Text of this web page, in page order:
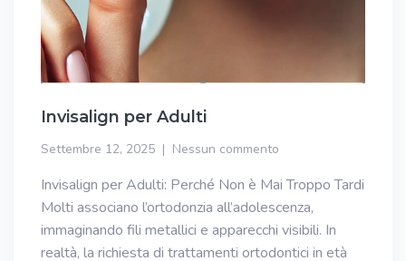
Invisalign per Adulti
Settembre 12, 2025 Nessun commento
Invisalign per Adulti: Perché Non è Mai Troppo Tardi
Molti associano l’ortodonzia all’adolescenza,
immaginando fili metallici e apparecchi visibili. In
realtà, la richiesta di trattamenti ortodontici in età